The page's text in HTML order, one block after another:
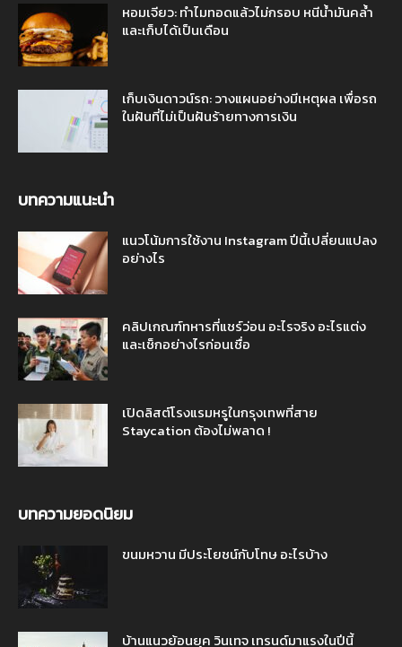
หอมเจียว: ทำไมทอดแล้วไม่กรอบ หนีน้ำมันคล้ำ
และเก็บได้เป็นเดือน
เก็บเงินดาวน์รถ: วางแผนอย่างมีเหตุผล เพื่อรถ
ในฝันที่ไม่เป็นฝันร้ายทางการเงิน
บทความแนะนำ
แนวโน้มการใช้งาน Instagram ปีนี้เปลี่ยนแปลง
อย่างไร
คลิปเกณฑ์ทหารที่แชร์ว่อน อะไรจริง อะไรแต่ง
และเช็กอย่างไรก่อนเชื่อ
เปิดลิสต์โรงแรมหรูในกรุงเทพที่สาย
Staycation ต้องไม่พลาด !
บทความยอดนิยม
ขนมหวาน มีประโยชน์กับโทษ อะไรบ้าง
บ้านแนวย้อนยุค วินเทจ เทรนด์มาแรงในปีนี้